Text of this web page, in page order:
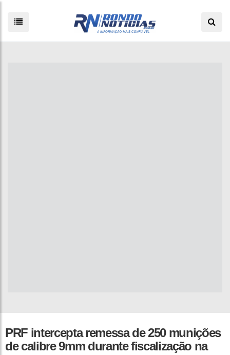
PRF intercepta remessa de 250 munições
de calibre 9mm durante fiscalização na